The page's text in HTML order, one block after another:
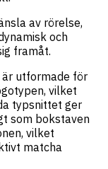
av rörelse,
och
framåt.
utformade för
vilket
typsnittet ger
som bokstaven
vilket
matcha